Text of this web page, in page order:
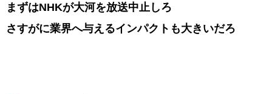
まずはNHKが大河を放送中止しろ
さすがに業界へ与えるインパクトも大きいだろ